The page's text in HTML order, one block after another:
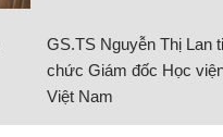
GS.TS Nguyễn Thị Lan
chức Giám đốc Học
Việt Nam